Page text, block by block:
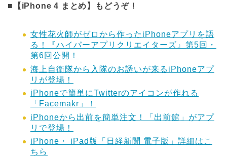
■【iPhone 4 まとめ】もどうぞ！
女性花火師がゼロから作ったiPhoneアプリを語
る！『ハイパーアプリクリエイターズ』第5回・
第6回公開！
海上自衛隊から入隊のお誘いが来るiPhoneアプ
リが登場！
iPhoneで簡単にTwitterのアイコンが作れる
「Facemakr」！
iPhoneから出前を簡単注文！「出前館」がアプ
リで登場！
iPhone・ iPad版「日経新聞 電子版」詳細はこ
ちら